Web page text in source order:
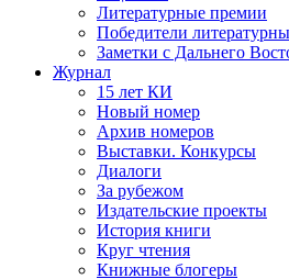
Литературные премии
Победители
Заметки с Дальнего
Журнал
15 лет КИ
Новый номер
Архив номеров
Выставки. Конкурсы
Диалоги
За рубежом
Издательские проекты
История книги
Круг чтения
Книжные блогеры